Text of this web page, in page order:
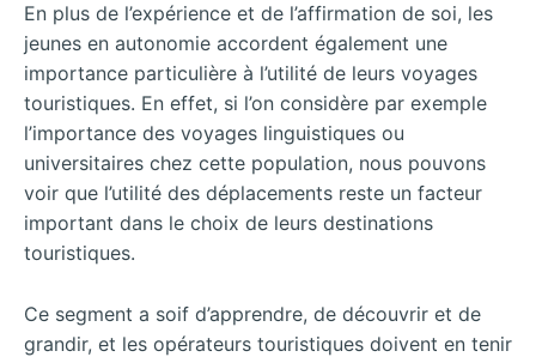
En plus de l’expérience et de l’affirmation de soi, les
jeunes en autonomie accordent également une
importance particulière à l’utilité de leurs voyages
touristiques. En effet, si l’on considère par exemple
l’importance des voyages linguistiques ou
universitaires chez cette population, nous pouvons
voir que l’utilité des déplacements reste un facteur
important dans le choix de leurs destinations
touristiques.
Ce segment a soif d’apprendre, de découvrir et de
grandir, et les opérateurs touristiques doivent en tenir